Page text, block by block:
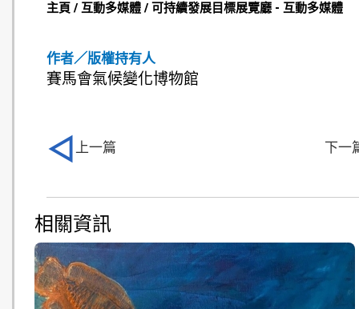
作者／版權持有人
賽馬會氣候變化博物館
主頁 / 互動多媒體 / 可持續發展目標展覽廳 - 互動多媒體
相關資訊
上一篇 下一